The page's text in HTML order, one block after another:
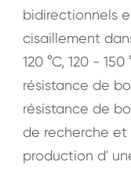
bidirectionnels
cisaillement
120 °C, 120 -
résistance de
résistance de
de recherche
production d'